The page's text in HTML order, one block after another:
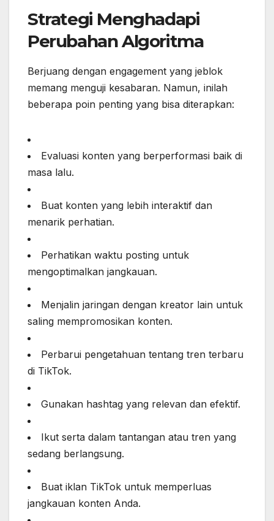
Strategi Menghadapi
Perubahan Algoritma
Berjuang dengan engagement yang jeblok
memang menguji kesabaran. Namun, inilah
beberapa poin penting yang bisa diterapkan:
Evaluasi konten yang berperformasi baik di
masa lalu.
Buat konten yang lebih interaktif dan
menarik perhatian.
Perhatikan waktu posting untuk
mengoptimalkan jangkauan.
Menjalin jaringan dengan kreator lain untuk
saling mempromosikan konten.
Perbarui pengetahuan tentang tren terbaru
di TikTok.
Gunakan hashtag yang relevan dan efektif.
Ikut serta dalam tantangan atau tren yang
sedang berlangsung.
Buat iklan TikTok untuk memperluas
jangkauan konten Anda.